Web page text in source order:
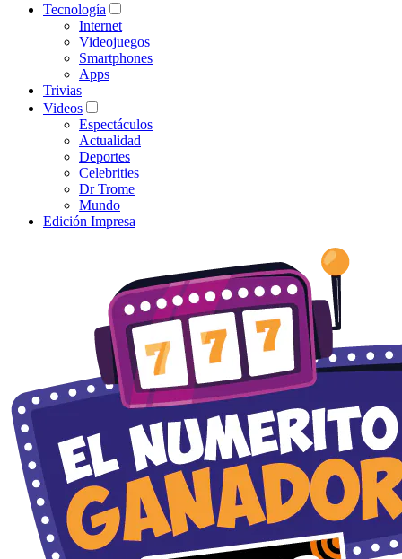
Tecnología
Internet
Videojuegos
Smartphones
Apps
Trivias
Videos
Espectáculos
Actualidad
Deportes
Celebrities
Dr Trome
Mundo
Edición Impresa